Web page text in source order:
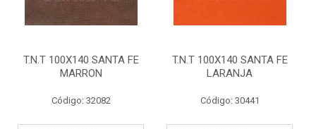
T.N.T 100X140 SANTA FE
MARRON
Código: 32082
T.N.T 100X140 SANTA FE
LARANJA
Código: 30441